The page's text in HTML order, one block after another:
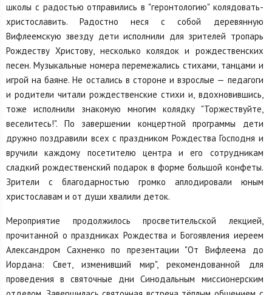
школы с радостью отправились в "геронтологию" колядовать-
христославить. Радостно неся с собой деревянную
Вифлеемскую звезду дети исполнили для зрителей тропарь
Рождеству Христову, несколько колядок и рождественских
песен. Музыкальные номера перемежались стихами, танцами и
игрой на баяне. Не остались в стороне и взрослые — педагоги
и родители читали рождественские стихи и, вдохновившись,
тоже исполнили знакомую многим колядку "Торжествуйте,
веселитесь!". По завершении концертной программы дети
дружно поздравили всех с праздником Рождества Господня и
вручили каждому посетителю центра и его сотрудникам
сладкий рождественский подарок в форме большой конфеты.
Зрители с благодарностью громко аплодировали юным
христославам и от души хвалили деток.
Мероприятие продолжилось просветительской лекцией,
прочитанной о праздниках Рождества и Богоявления иереем
Александром Сахненко по презентации "От Вифлеема до
Иордана: Свет, изменивший мир", рекомендованной для
проведения в святочные дни Синодальным миссионерским